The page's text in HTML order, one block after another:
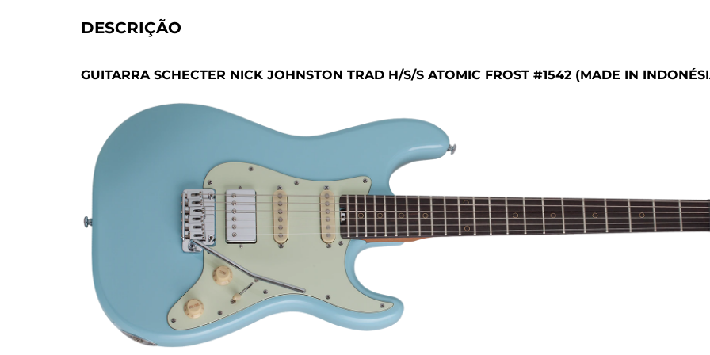
DESCRIÇÃO
GUITARRA SCHECTER NICK JOHNSTON TRAD H/S/S ATOMIC FROST #1542 (MADE IN